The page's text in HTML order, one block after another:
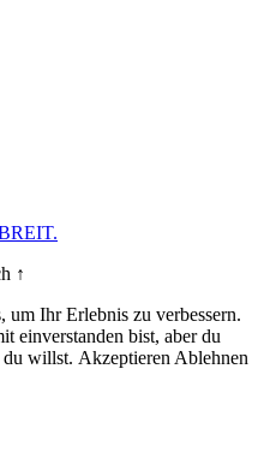
↑
um Ihr Erlebnis zu verbessern.
einverstanden bist, aber du
du willst. Akzeptieren Ablehnen